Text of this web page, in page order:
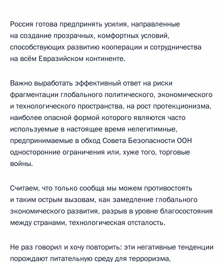
Россия готова предпринять усилия, направленные
на создание прозрачных, комфортных условий,
способствующих развитию кооперации и сотрудничества
на всём Евразийском континенте.
Важно выработать эффективный ответ на риски
фрагментации глобального политического, экономического
и технологического пространства, на рост протекционизма,
наиболее опасной формой которого являются часто
используемые в настоящее время нелегитимные,
предпринимаемые в обход Совета Безопасности ООН
односторонние ограничения или, хуже того, торговые
войны.
Считаем, что только сообща мы можем противостоять
и таким острым вызовам, как замедление глобального
экономического развития, разрыв в уровне благосостояния
между странами, технологическая отсталость.
Не раз говорил и хочу повторить: эти негативные тенденции
порождают питательную среду для терроризма,